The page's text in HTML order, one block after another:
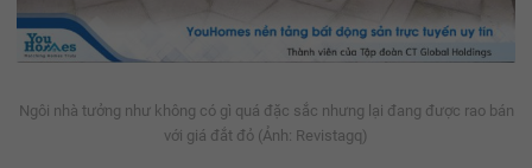
Ngôi nhà tưởng như không có gì quá đặc sắc nhưng lại đang được rao bán
với giá đắt đỏ (Ảnh: Revistagq)